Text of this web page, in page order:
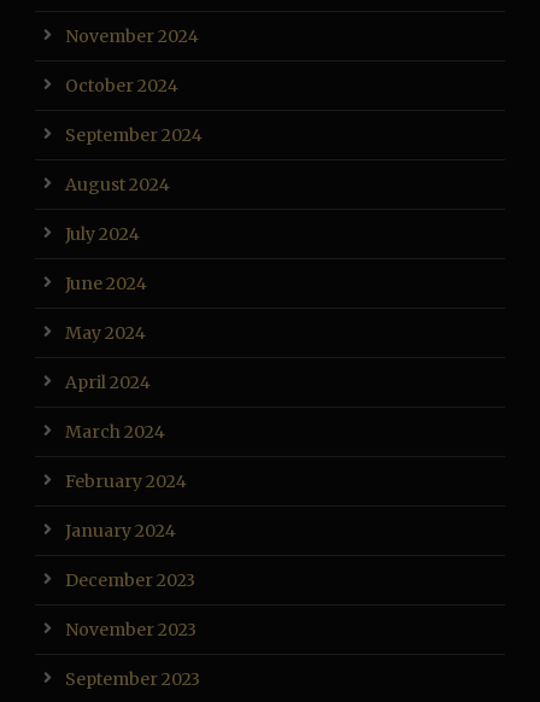
November 2024
October 2024
September 2024
August 2024
July 2024
June 2024
May 2024
April 2024
March 2024
February 2024
January 2024
December 2023
November 2023
September 2023